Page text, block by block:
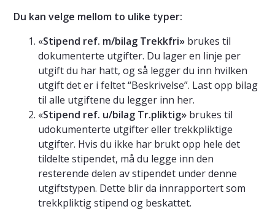
Du kan velge mellom to ulike typer:
«Stipend ref. m/bilag Trekkfri» brukes til
dokumenterte utgifter. Du lager en linje per
utgift du har hatt, og så legger du inn hvilken
utgift det er i feltet “Beskrivelse”. Last opp bilag
til alle utgiftene du legger inn her.
«Stipend ref. u/bilag Tr.pliktig» brukes til
udokumenterte utgifter eller trekkpliktige
utgifter. Hvis du ikke har brukt opp hele det
tildelte stipendet, må du legge inn den
resterende delen av stipendet under denne
utgiftstypen. Dette blir da innrapportert som
trekkpliktig stipend og beskattet.